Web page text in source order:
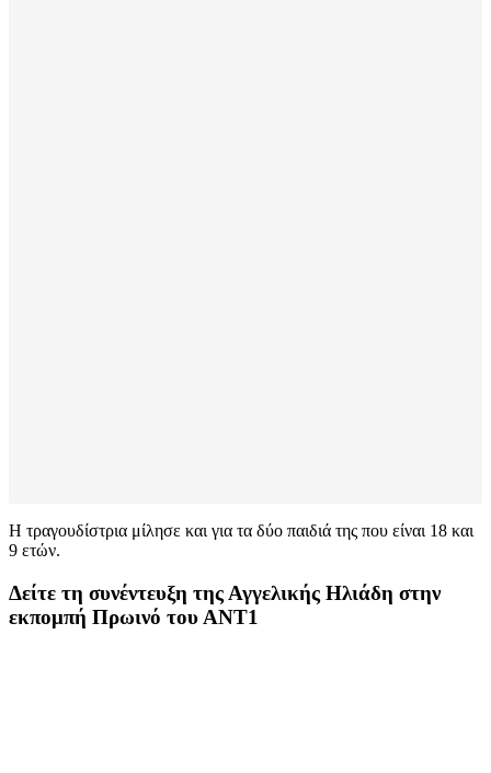
Η τραγουδίστρια μίλησε και για τα δύο παιδιά της που είναι 18 και
9 ετών.
Δείτε τη συνέντευξη της Αγγελικής Ηλιάδη στην
εκπομπή Πρωινό του ΑΝΤ1